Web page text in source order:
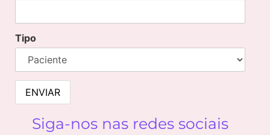
Tipo
Siga-nos nas redes sociais